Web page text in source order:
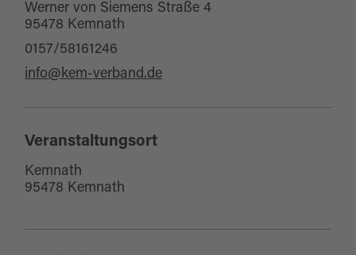
Werner von Siemens Straße 4
95478 Kemnath
0157/58161246
info@kem-verband.de
Veranstaltungsort
Kemnath
95478 Kemnath